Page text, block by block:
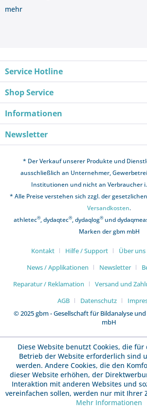
mehr
Service Hotline
Shop Service
Informationen
Newsletter
* Der Verkauf unserer Produkte und
ausschließlich an Unternehmer,
Institutionen und nicht an Verbraucher i.
* Alle Preise verstehen sich zzgl. der
Versandkosten.
athletec®, dydaqtec®, dydaqlog®und
Marken der gbm mbH
Kontakt Hilfe / Support Über uns
News / Applikationen
Newsletter
Reparatur / Reklamation
Versand und
AGB
Datenschutz
© 2025 gbm - Gesellschaft für Bildanalyse
mbH
Diese Website benutzt Cookies, die
Betrieb der Website erforderlich sind
werden. Andere Cookies, die den
dieser Website erhöhen, der
Interaktion mit anderen Websites und
vereinfachen sollen, werden nur mit Ihrer
Mehr Informationen